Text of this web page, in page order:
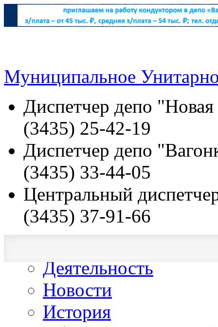
Муниципальное
Диспетчер депо
(3435) 25-42-19
Диспетчер депо
(3435) 33-44-05
Центральный
(3435) 37-91-66
Деятельность
Новости
История